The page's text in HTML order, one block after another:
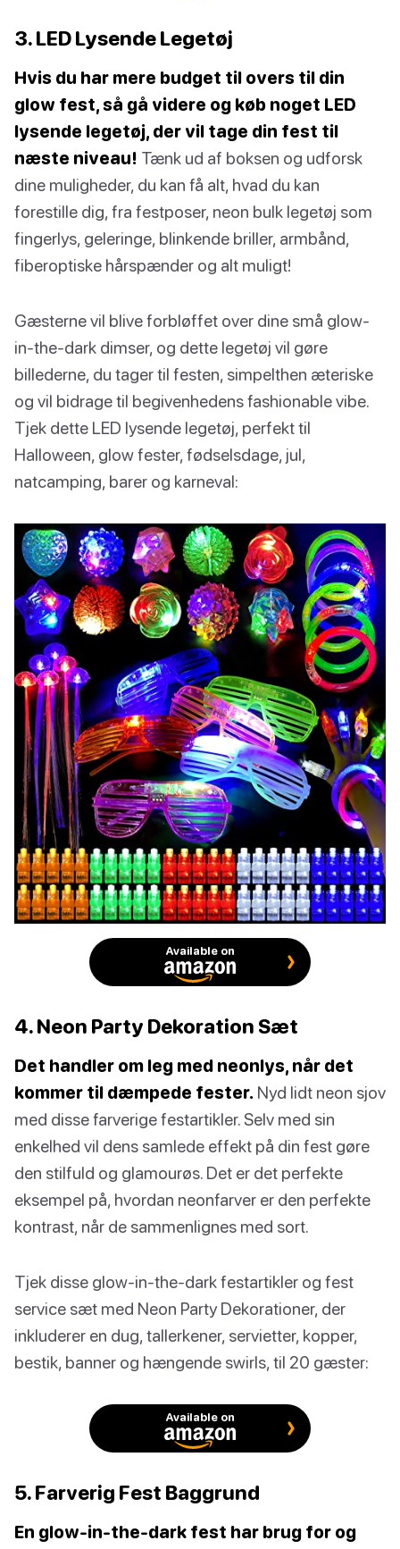
3. LED Lysende Legetøj
Hvis du har mere budget til overs til din
glow fest, så gå videre og køb noget LED
lysende legetøj, der vil tage din fest til
næste niveau! Tænk ud af boksen og udforsk
dine muligheder, du kan få alt, hvad du kan
forestille dig, fra festposer, neon bulk legetøj som
fingerlys, geleringe, blinkende briller, armbånd,
fiberoptiske hårspænder og alt muligt!
Gæsterne vil blive forbløffet over dine små glow-
in-the-dark dimser, og dette legetøj vil gøre
billederne, du tager til festen, simpelthen æteriske
og vil bidrage til begivenhedens fashionable vibe.
Tjek dette LED lysende legetøj, perfekt til
Halloween, glow fester, fødselsdage, jul,
natcamping, barer og karneval:
Available on
4. Neon Party Dekoration Sæt
Det handler om leg med neonlys, når det
kommer til dæmpede fester. Nyd lidt neon sjov
med disse farverige festartikler. Selv med sin
enkelhed vil dens samlede effekt på din fest gøre
den stilfuld og glamourøs. Det er det perfekte
eksempel på, hvordan neonfarver er den perfekte
kontrast, når de sammenlignes med sort.
Tjek disse glow-in-the-dark festartikler og fest
service sæt med Neon Party Dekorationer, der
inkluderer en dug, tallerkener, servietter, kopper,
bestik, banner og hængende swirls, til 20 gæster:
Available on
5. Farverig Fest Baggrund
En glow-in-the-dark fest har brug for og